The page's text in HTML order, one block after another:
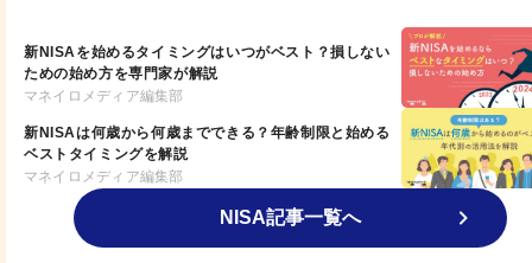
新NISAを始めるタイミングはいつがベスト？損しない
ための始め方を専門家が解説
マネイロメディア編集部
新NISAは何歳から何歳までできる？年齢制限と始める
ベストタイミングを解説
マネイロメディア編集部
NISA記事一覧へ